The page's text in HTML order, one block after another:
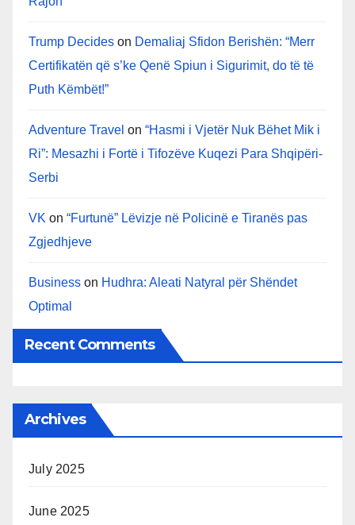
Trump Decides on Demaliaj Sfidon Berishën: “Merr
Certifikatën që s’ke Qenë Spiun i Sigurimit, do të të
Puth Këmbët!”
Adventure Travel on “Hasmi i Vjetër Nuk Bëhet Mik i
Ri”: Mesazhi i Fortë i Tifozëve Kuqezi Para Shqipëri-
Serbi
VK on “Furtunë” Lëvizje në Policinë e Tiranës pas
Zgjedhjeve
Business on Hudhra: Aleati Natyral për Shëndet
Optimal
Recent Comments
Archives
July 2025
June 2025